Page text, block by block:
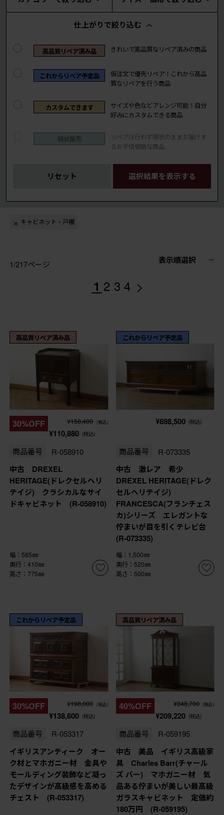
仕上がりで絞り込む
高品質リペア済み品 きれいで高品質なリペア済みの商品
これからリペア予定品
仮注文で優先リペア！これから高品
質なリペアを行う商品
カスタムできます
サイズや色などアレンジ可能！自分
好みにカスタムできる商品
現状販売
リペアは行わず現状のままお届けす
るお手頃価格な商品
リセット 選択結果を表示する
キャビネット・戸棚
1/217ページ 表示順選択
1 2 3 4 >
高品質リペア済み品
30%OFF ¥158,400 (税込)
¥110,880 (税込)
商品番号 R-058910
中古 DREXEL
HERITAGE(ドレクセルヘリ
テイジ) クラシカルなサイ
ドキャビネット (R-058910)
幅：585㎜
奥行：410㎜
高さ：775㎜
これからリペア予定品
¥698,500 (税込)
商品番号 R-073335
中古 激レア 希少
DREXEL HERITAGE(ドレク
セルヘリテイジ)
FRANCESCA(フランチェス
カ)シリーズ エレガントな
佇まいが目を引くテレビ台
(R-073335)
幅：1,500㎜
奥行：520㎜
高さ：500㎜
これからリペア予定品
30%OFF ¥198,000 (税込)
¥138,600 (税込)
商品番号 R-053317
イギリスアンティーク オー
ク材とマホガニー材 金具や
モールディング装飾など凝っ
たデザインが高級感を高める
チェスト (R-053317)
高品質リペア済み品
40%OFF ¥348,700 (税込)
¥209,220 (税込)
商品番号 R-059195
中古 美品 イギリス高級家
具 Charles Barr(チャール
ズ バー) マホガニー材 気
品ある佇まいが美しい最高級
ガラスキャビネット 定価約
180万円 (R-059195)